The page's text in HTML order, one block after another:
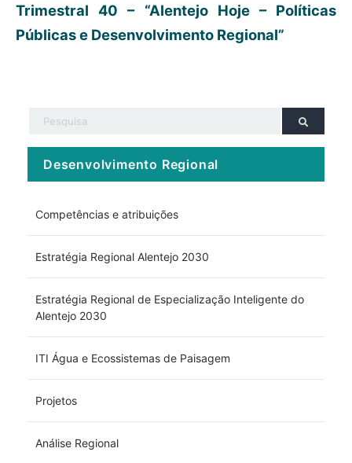
Trimestral 40 – “Alentejo Hoje – Políticas
Públicas e Desenvolvimento Regional”
Desenvolvimento Regional
Competências e atribuições
Estratégia Regional Alentejo 2030
Estratégia Regional de Especialização Inteligente do
Alentejo 2030
ITI Água e Ecossistemas de Paisagem
Projetos
Análise Regional